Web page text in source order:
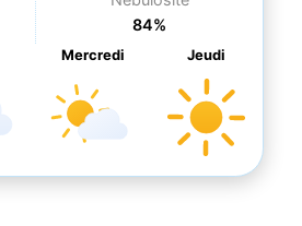
84%
Mercredi Jeudi